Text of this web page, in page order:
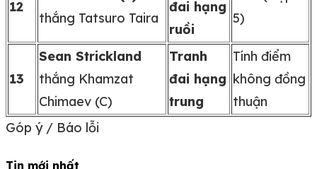
12
thắng Tatsuro Taira
đai hạng
ruồi
5)
13
Sean Strickland
thắng Khamzat
Chimaev (C)
Tranh
đai hạng
trung
Tính điểm
không đồng
thuận
Góp ý / Báo lỗi
Tin mới nhất